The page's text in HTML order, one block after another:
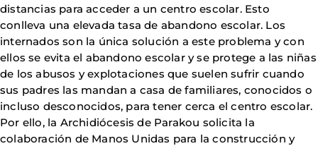
distancias para acceder a un centro escolar. Esto
conlleva una elevada tasa de abandono escolar. Los
internados son la única solución a este problema y con
ellos se evita el abandono escolar y se protege a las niñas
de los abusos y explotaciones que suelen sufrir cuando
sus padres las mandan a casa de familiares, conocidos o
incluso desconocidos, para tener cerca el centro escolar.
Por ello, la Archidiócesis de Parakou solicita la
colaboración de Manos Unidas para la construcción y